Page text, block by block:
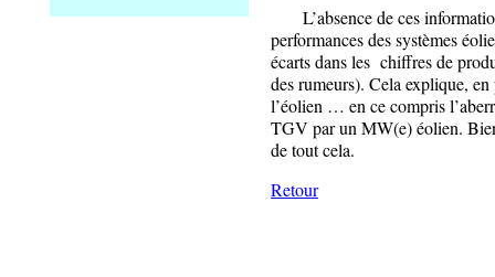
L’absence de ces
performances des systèmes
écarts dans les chiffres de
des rumeurs). Cela explique,
l’éolien … en ce compris
TGV par un MW(e) éolien.
de tout cela.
Retour